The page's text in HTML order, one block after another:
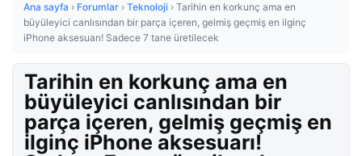
Ana sayfa › Forumlar › Teknoloji › Tarihin en korkunç ama en
büyüleyici canlısından bir parça içeren, gelmiş geçmiş en ilginç
iPhone aksesuarı! Sadece 7 tane üretilecek
Tarihin en korkunç ama en
büyüleyici canlısından bir
parça içeren, gelmiş geçmiş en
ilginç iPhone aksesuarı!